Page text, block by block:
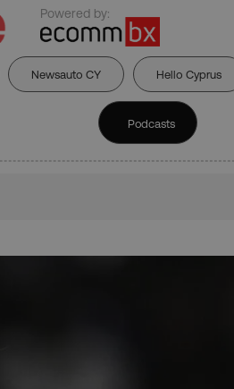
Powered by:
Newsauto CY Hello Cyprus
Podcasts